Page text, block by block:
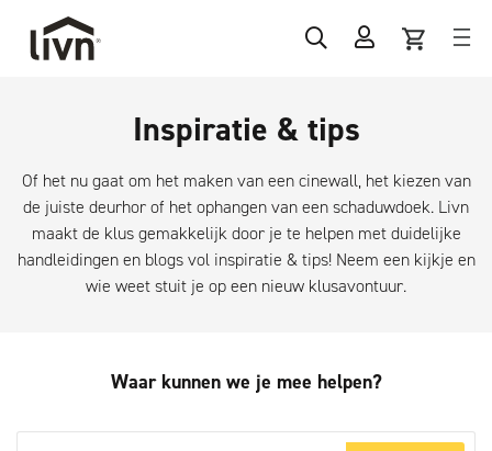
Inspiratie & tips
Of het nu gaat om het maken van een cinewall, het kiezen van
de juiste deurhor of het ophangen van een schaduwdoek. Livn
maakt de klus gemakkelijk door je te helpen met duidelijke
handleidingenen blogs vol inspiratie & tips! Neem een kijkje en
wie weet stuit je op een nieuw klusavontuur.
Waar kunnen we je mee helpen?